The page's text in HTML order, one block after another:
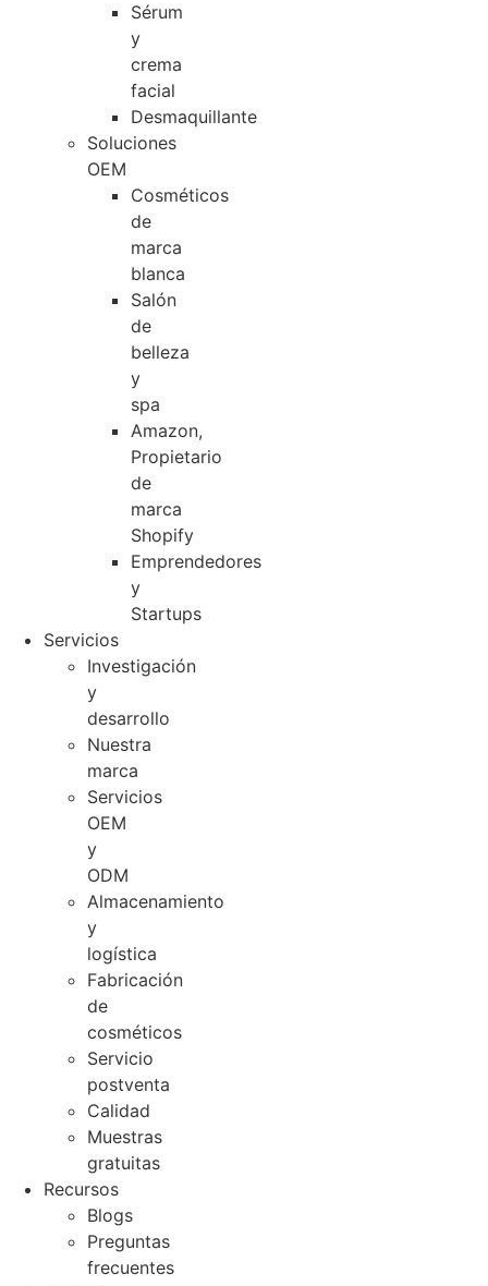
Sérum
y
crema
facial
Desmaquillante
Soluciones
OEM
Cosméticos
de
marca
blanca
Salón
de
belleza
y
spa
Amazon,
Propietario
de
marca
Shopify
Emprendedores
y
Startups
Servicios
Investigación
y
desarrollo
Nuestra
marca
Servicios
OEM
y
ODM
Almacenamiento
y
logística
Fabricación
de
cosméticos
Servicio
postventa
Calidad
Muestras
gratuitas
Recursos
Blogs
Preguntas
frecuentes